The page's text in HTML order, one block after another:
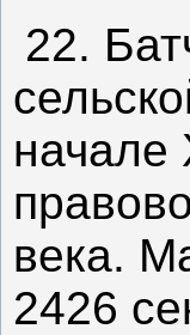
22.
века.
2426